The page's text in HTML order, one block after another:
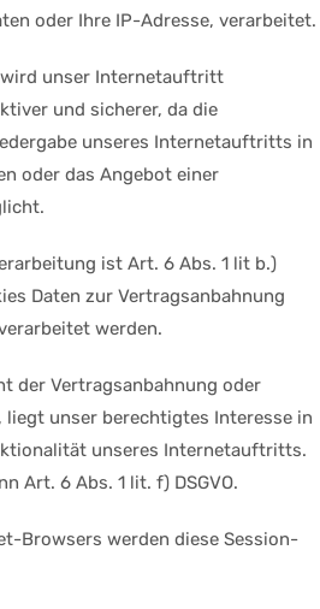
oder Ihre IP-Adresse, verarbeitet.
unser Internetauftritt
und sicherer, da die
unseres Internetauftritts in
oder das Angebot einer
ist Art. 6 Abs. 1 lit b.)
Daten zur Vertragsanbahnung
werden.
der Vertragsanbahnung oder
unser berechtigtes Interesse in
unseres Internetauftritts.
Art. 6 Abs. 1 lit. f) DSGVO.
Browsers werden diese Session-